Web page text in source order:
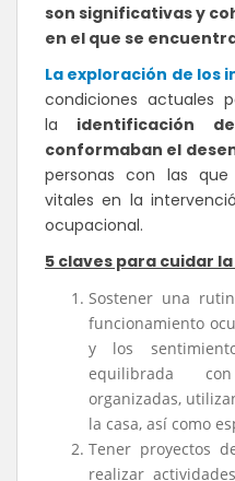
son significativas y
en el que se
La exploración de los
condiciones actuales
la identificación
conformaban el
personas con las
vitales en la
ocupacional.
5 claves para cuidar
Sostener una
funcionamiento
y los
equilibrada
organizadas,
la casa, así como
Tener proyectos
realizar